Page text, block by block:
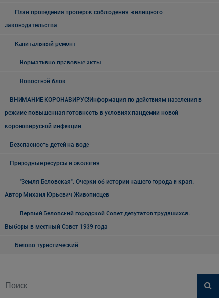
План проведения проверок соблюдения жилищного
законодательства
Капитальный ремонт
Нормативно правовые акты
Новостной блок
ВНИМАНИЕ КОРОНАВИРУС!Информация по действиям населения в
режиме повышенная готовность в условиях пандемии новой
короновирусной инфекции
Безопасность детей на воде
Природные ресурсы и экология
"Земля Беловская". Очерки об истории нашего города и края.
Автор Михаил Юрьевич Живописцев
Первый Беловский городской Совет депутатов трудящихся.
Выборы в местный Совет 1939 года
Белово туристический